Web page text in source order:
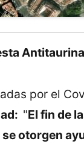
por el
"El fin de
se otorgen